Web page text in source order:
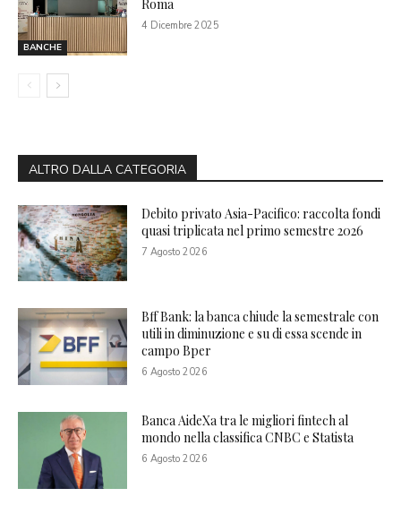
BANCHE
Roma
4 Dicembre 2025
ALTRO DALLA CATEGORIA
Debito privato Asia-Pacifico: raccolta fondi
quasi triplicata nel primo semestre 2026
7 Agosto 2026
Bff Bank: la banca chiude la semestrale con
utili in diminuzione e su di essa scende in
campo Bper
6 Agosto 2026
Banca AideXa tra le migliori fintech al
mondo nella classifica CNBC e Statista
6 Agosto 2026